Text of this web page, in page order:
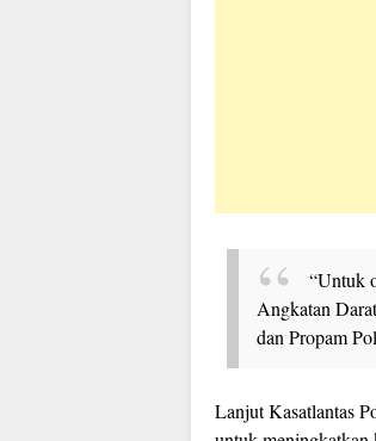
“Untuk
Angkatan
dan Propam
Lanjut Kasatlantas